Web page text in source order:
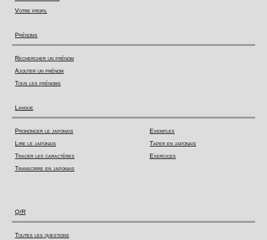
Votre profil
Prénoms
Rechercher un prénom
Ajouter un prénom
Tous les prénoms
Langue
Prononcer le japonais
Lire le japonais
Tracer les caractères
Transcrire en japonais
Exemples
Taper en japonais
Exercices
Q/R
Toutes les questions